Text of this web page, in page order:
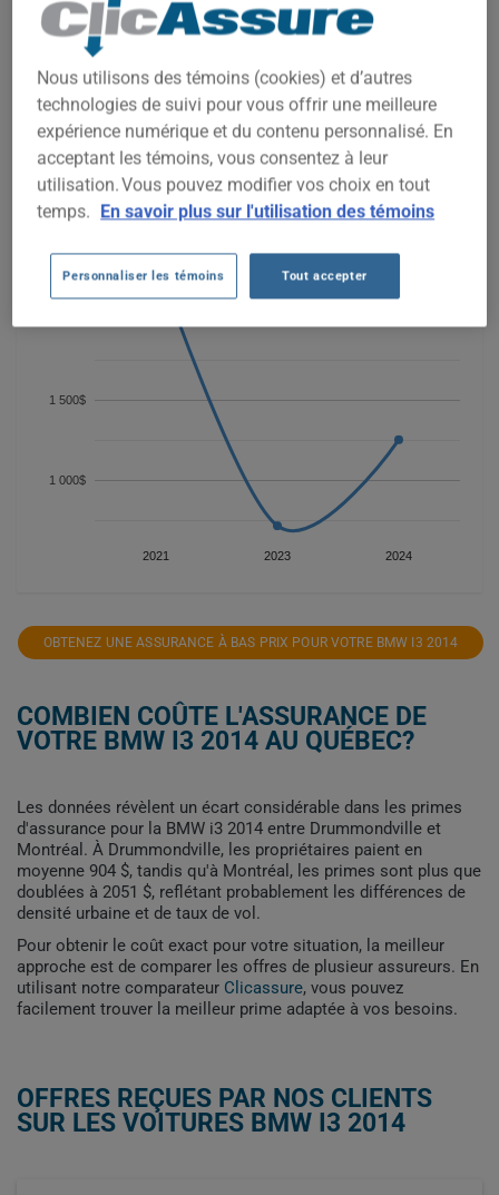
Les primes d'assurance pour la BMW i3 2014 montrent une
fluctuation notable entre 2023 et 2025. Après une
augmentation significative de 950 $ à 1253 $ entre 2023 et
2024, les coûts ont chuté considérablement à 904 $ en 2025,
suggérant une réévaluation du risque pour ce modèle
électrique vieillissant.
Pour trouver la meilleur assurance pour votre véhicule BMW I3
2014, il est plus important que jamais de comparer les options
disponibles.
2021 2023 2024
1 000$
1 500$
OBTENEZ UNE ASSURANCE À BAS PRIX POUR VOTRE BMW I3 2014
COMBIEN COÛTE L'ASSURANCE DE
VOTRE BMW I3 2014 AU QUÉBEC?
Les données révèlent un écart considérable dans les primes
d'assurance pour la BMW i3 2014 entre Drummondville et
Montréal. À Drummondville, les propriétaires paient en
moyenne 904 $, tandis qu'à Montréal, les primes sont plus que
doublées à 2051 $, reflétant probablement les différences de
densité urbaine et de taux de vol.
Pour obtenir le coût exact pour votre situation, la meilleur
approche est de comparer les offres de plusieur assureurs. En
utilisant notre comparateur Clicassure, vous pouvez
facilement trouver la meilleur prime adaptée à vos besoins.
OFFRES REÇUES PAR NOS CLIENTS
SUR LES VOITURES BMW I3 2014
Nous utilisons des témoins (cookies) et d’autres
technologies de suivi pour vous offrir une meilleure
expérience numérique et du contenu personnalisé. En
acceptant les témoins, vous consentez à leur
utilisation. Vous pouvez modifier vos choix en tout
temps. En savoir plus sur l'utilisation des témoins
Personnaliser les témoins Tout accepter